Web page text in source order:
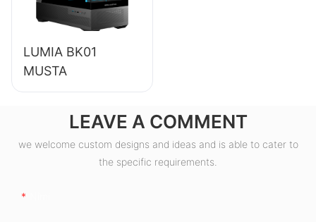
LUMIA BK01
MUSTA
LEAVE A COMMENT
we welcome custom designs and ideas and is able to cater to
the specific requirements.